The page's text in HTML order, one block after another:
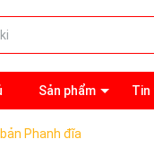
Sản phẩm
Phanh đĩa